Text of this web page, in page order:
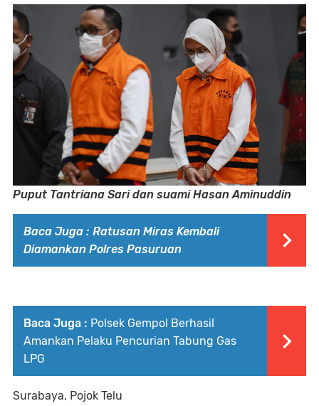
Puput Tantriana Sari dan suami Hasan Aminuddin
Baca Juga : Ratusan Miras Kembali
Diamankan Polres Pasuruan
Baca Juga : Polsek Gempol Berhasil
Amankan Pelaku Pencurian Tabung Gas
LPG
Surabaya, Pojok Telu